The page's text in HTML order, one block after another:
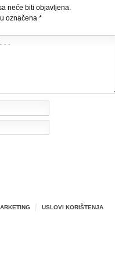
neće biti objavljena.
označena *
USLOVI KORIŠTENJA